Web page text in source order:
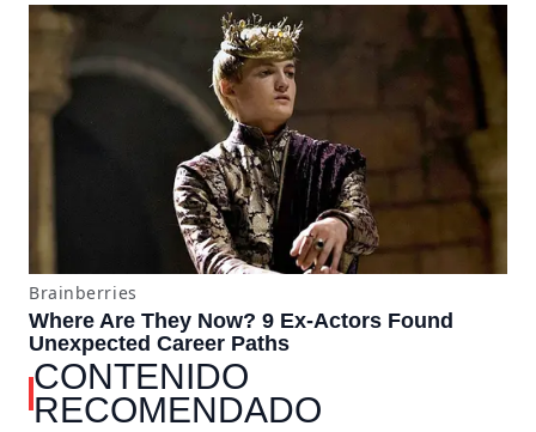
CONTENIDO
RECOMENDADO